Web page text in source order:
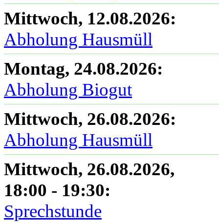
Mittwoch, 12.08.2026:
Abholung Hausmüll
Montag, 24.08.2026:
Abholung Biogut
Mittwoch, 26.08.2026:
Abholung Hausmüll
Mittwoch, 26.08.2026,
18:00 - 19:30:
Sprechstunde